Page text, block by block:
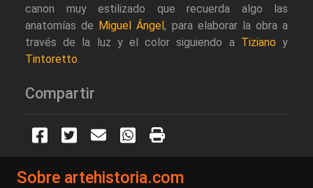
canon muy estilizado que recuerda algo las
anatomías de Miguel Ángel, para elaborar la obra a
través de la luz y el color siguiendo a Tiziano y
Tintoretto.
Compartir
Sobre artehistoria.com